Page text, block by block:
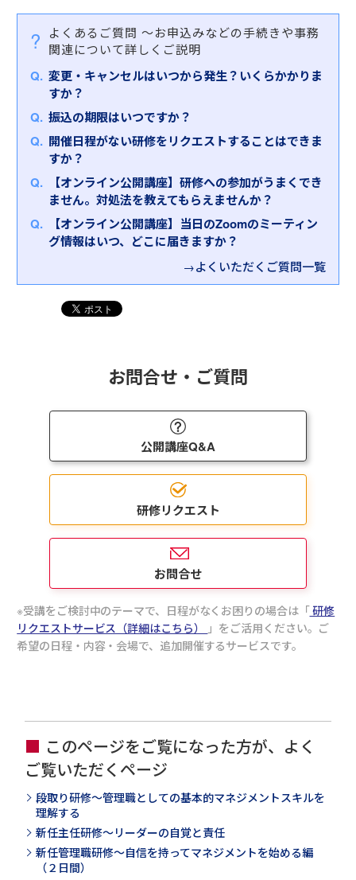
②リーダーシップ
③部下とのコミュニケーション、モチベーション管
理
④部下指導（コーチング、１対１面談）
⑤業務管理
⑥業務改善
⑦メンタルヘルス、ハラスメント
⑧交渉・調整力
①役割認識、総合的に求められるスキル（組織、業
務、人のマネジメント）
③人材マネジメント、部下指導（コーチング、１対
１面談）
④評価、目標管理
⑤部下とのコミュニケーション、モチベーション管
理
⑥生産性向上
⑦リスクマネジメント
⑧労務管理、安全衛生管理
⑨メンタルヘルス、ハラスメント
⑩交渉・調整力
をテーマとして、幅広い内容のプログラムをご用意
しております。
①役割認識、総合的に求められるスキル（部の変
革、組織設計、経営戦略）
③人材マネジメント
④評価、目標管理
⑤経営戦略、事業計画
本研修では、プレイヤーからマネージャーとしての
役割変更に伴う「組織俯瞰的な視点」「リスク・問
題の未然把握・防止」の役割など求められる役割期
また、成果をあげる管理職に必要な３つのマネジメ
ントスキル（部下指導・育成力、業務管理力、リス
ク管理力）を習得していただきます。
また、「プレイングマネージャー研修～時間・チー
ム・リスクをマネジメントし、走りながら成果を出
す
」もおすすめです。
多忙なプレイングマネージャーの皆様は、自らの業
務ややるべきことの多さから、つい指導がおろそか
になったり、リスクを予見できなかったりと様々な
秀であればあるほど、「自分でやった方が早い」の
悪循環に陥る傾向があります。
本研修は、多忙なプレイングマネージャーの皆様
裕がない」「業務チェックの効率が悪い」といった
トについて学んでいただきます。
その他、現場業務のマネジメント方法に主眼を置い
た「現場マネージャー研修」もございます。
現場マネージャーには、自身の業務管理よりもチー
ム全体の管理を求められる機会が増えます。本研修
では、現場マネージャーの役割と業務管理のポイン
トを理解するとともに、職場での中間役として上司
や部下とのコミュニケーションにおけるポイントを
よくあるご質問 ～お申込みなどの手続きや事務
関連について詳しくご説明
変更・キャンセルはいつから発生？いくらかかりま
すか？
振込の期限はいつですか？
開催日程がない研修をリクエストすることはできま
すか？
【オンライン公開講座】研修への参加がうまくでき
ません。対処法を教えてもらえませんか？
【オンライン公開講座】当日のZoomのミーティン
グ情報はいつ、どこに届きますか？
→よくいただくご質問一覧
お問合せ・ご質問
公開講座Q&A
研修リクエスト
お問合せ
受講をご検討中のテーマで、日程がなくお困りの場合は「研修
リクエストサービス（詳細はこちら）
」をご活用ください。ご
希望の日程・内容・会場で、追加開催するサービスです。
このページをご覧になった方が、よく
ご覧いただくページ
段取り研修～管理職としての基本的マネジメントスキルを
理解する
新任主任研修～リーダーの自覚と責任
新任管理職研修～自信を持ってマネジメントを始める編
（２日間）